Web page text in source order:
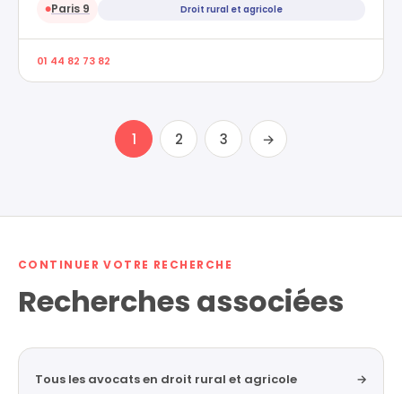
●Paris 9 Droit rural et agricole
01 44 82 73 82
1 2 3 →
CONTINUER VOTRE RECHERCHE
Recherches associées
Tous les avocats en droit rural et agricole →